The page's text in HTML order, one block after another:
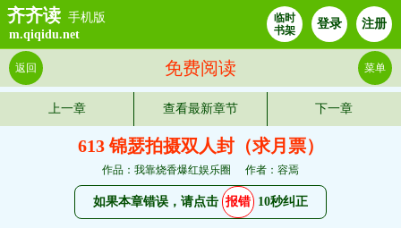
齐齐读 手机版
m.qiqidu.net
临时
书架
登录 注册
免费阅读
返回 菜单
上一章 查看最新章节 下一章
613 锦瑟拍摄双人封（求月票）
作品：我靠烧香爆红娱乐圈 作者：容焉
如果本章错误，请点击 报错 10秒纠正